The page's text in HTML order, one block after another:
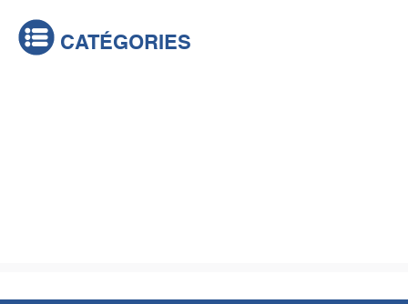
CATÉGORIES